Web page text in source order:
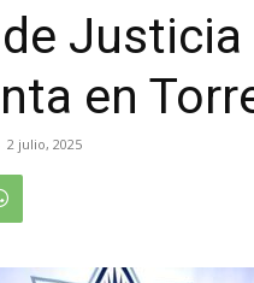
Justicia
en
2 julio, 2025